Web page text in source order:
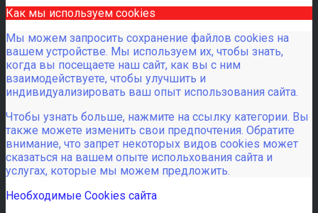
Как мы используем cookies
Мы можем запросить сохранение файлов cookies на
вашем устройстве. Мы используем их, чтобы знать,
когда вы посещаете наш сайт, как вы с ним
взаимодействуете, чтобы улучшить и
индивидуализировать ваш опыт использования сайта.
Чтобы узнать больше, нажмите на ссылку категории. Вы
также можете изменить свои предпочтения. Обратите
внимание, что запрет некоторых видов cookies может
сказаться на вашем опыте испольхования сайта и
услугах, которые мы можем предложить.
Необходимые Cookies сайта